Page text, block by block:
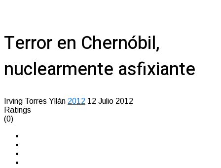
Terror en Chernóbil,
nuclearmente asfixiante
Irving Torres Yllán 2012 12 Julio 2012
Ratings
(0)